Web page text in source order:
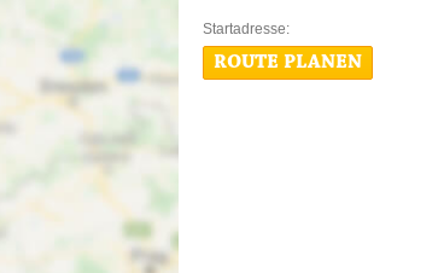
Startadresse:
ROUTE PLANEN